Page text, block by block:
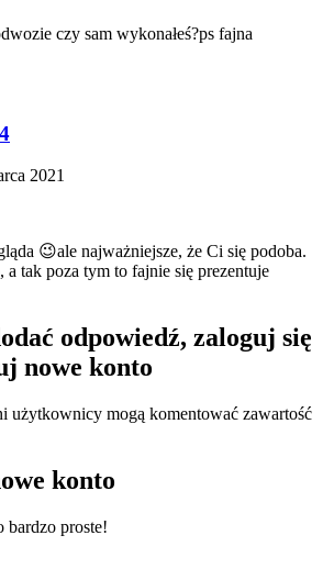
czy sam wykonałeś?ps fajna
2021
😉ale najważniejsze, że Ci się podoba.
a tak poza tym to fajnie się prezentuje
odpowiedź, zaloguj się
nowe konto
użytkownicy mogą komentować zawartość
konto
bardzo proste!